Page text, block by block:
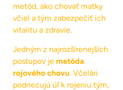
metód, ako chovať matky
včiel a tým zabezpečiť ich
vitalitu a zdravie.
Jedným z najrozšírenejších
postupov je metóda
rojového chovu. Včelári
podnecujú úľ k rojeniu tým,